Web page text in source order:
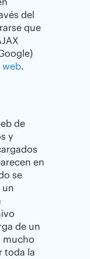
del
que
web.
de
y
en
se
un
de un
mucho
toda la